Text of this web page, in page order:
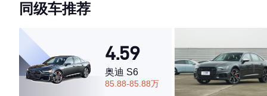
4.39
·外观表现一般，低于57%同级车
同级车推荐
4.59
奥迪 S6
85.88-85.88万